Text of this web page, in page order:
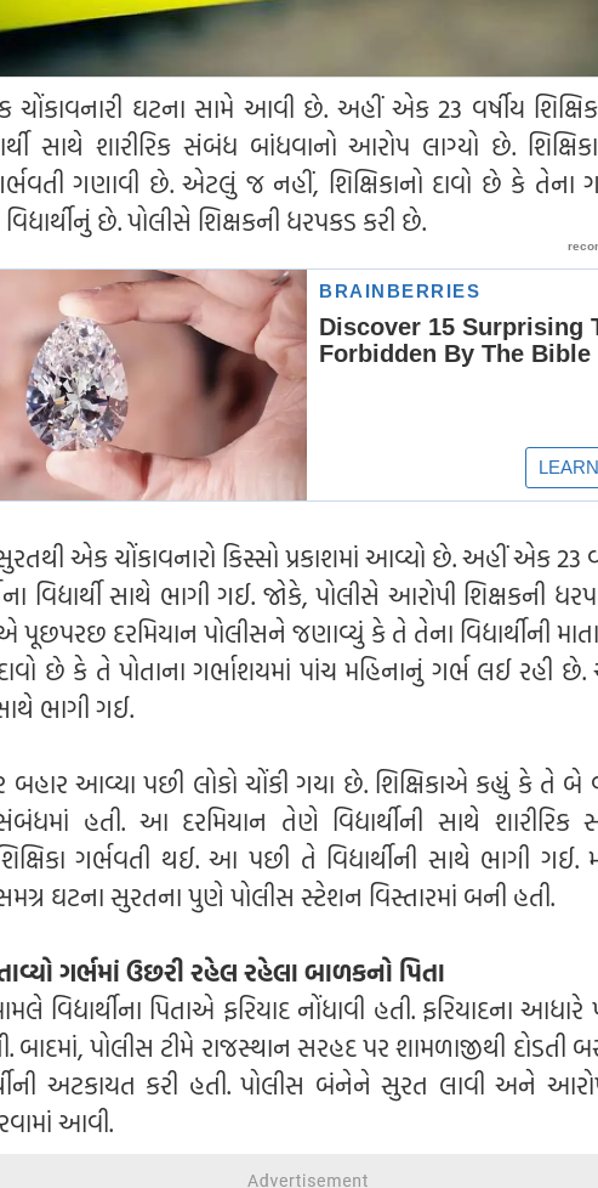
ઘટના સામે આવી છે. અહીં એક 23 વર્ષીય
સાથે શારીરિક સંબંધ બાંધવાનો આરોપ લાગ્યો છે.
ગણાવી છે. એટલું જ નહીં, શિક્ષિકાનો દાવો છે કે તેના
છે. પોલીસે શિક્ષકની ધરપકડ કરી છે.
એક ચોંકાવનારો કિસ્સો પ્રકાશમાં આવ્યો છે. અહીં એક 23
વિદ્યાર્થી સાથે ભાગી ગઈ. જોકે, પોલીસે આરોપી શિક્ષકની
પૂછપરછ દરમિયાન પોલીસને જણાવ્યું કે તે તેના વિદ્યાર્થીની
દાવો છે કે તે પોતાના ગર્ભાશયમાં પાંચ મહિનાનું ગર્ભ લઈ રહી
સાથે ભાગી ગઈ.
આવ્યા પછી લોકો ચોંકી ગયા છે. શિક્ષિકાએ કહ્યું કે તે બે
હતી. આ દરમિયાન તેણે વિદ્યાર્થીની સાથે શારીરિક
ગર્ભવતી થઈ. આ પછી તે વિદ્યાર્થીની સાથે ભાગી ગઈ.
ઘટના સુરતના પુણે પોલીસ સ્ટેશન વિસ્તારમાં બની હતી.
ગર્ભમાં ઉછરી રહેલ રહેલા બાળકનો પિતા
વિદ્યાર્થીના પિતાએ ફરિયાદ નોંધાવી હતી. ફરિયાદના
બાદમાં, પોલીસ ટીમે રાજસ્થાન સરહદ પર શામળાજીથી દોડતી
અટકાયત કરી હતી. પોલીસ બંનેને સુરત લાવી અને
આવી.